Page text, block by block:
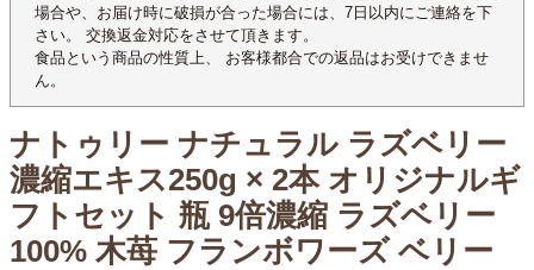
場合や、お届け時に破損が合った場合には、7日以内にご連絡を下
さい。 交換返金対応をさせて頂きます。
食品という商品の性質上、 お客様都合での返品はお受けできませ
ん。
ナトゥリー ナチュラル ラズベリー
濃縮エキス250g × 2本 オリジナルギ
フトセット 瓶 9倍濃縮 ラズベリー
100% 木苺 フランボワーズ ベリー